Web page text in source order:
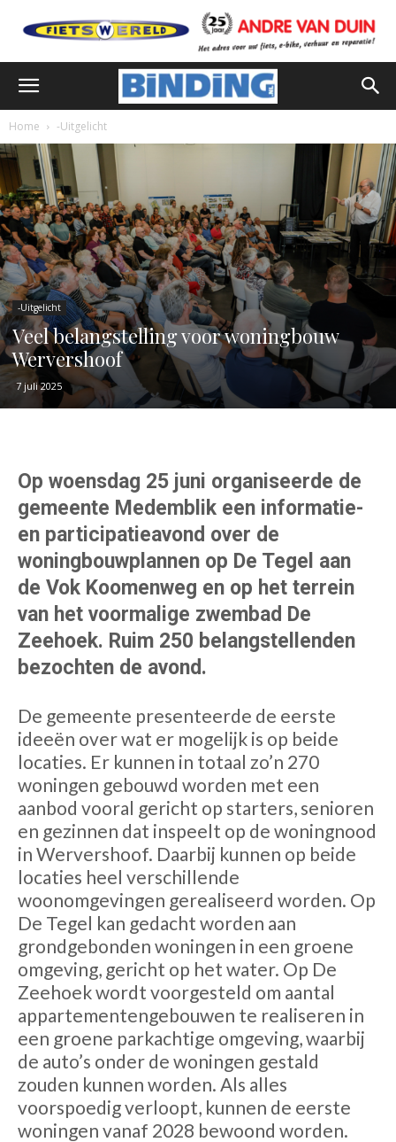
Home -Uitgelicht
-Uitgelicht
Veel belangstelling voor woningbouw
Wervershoof
7 juli 2025
Op woensdag 25 juni organiseerde de
gemeente Medemblik een informatie-
en participatieavond over de
woningbouwplannen op De Tegel aan
de Vok Koomenweg en op het terrein
van het voormalige zwembad De
Zeehoek. Ruim 250 belangstellenden
bezochten de avond.
De gemeente presenteerde de eerste
ideeën over wat er mogelijk is op beide
locaties. Er kunnen in totaal zo’n 270
woningen gebouwd worden met een
aanbod vooral gericht op starters, senioren
en gezinnen dat inspeelt op de woningnood
in Wervershoof. Daarbij kunnen op beide
locaties heel verschillende
woonomgevingen gerealiseerd worden. Op
De Tegel kan gedacht worden aan
grondgebonden woningen in een groene
omgeving, gericht op het water. Op De
Zeehoek wordt voorgesteld om aantal
appartementengebouwen te realiseren in
een groene parkachtige omgeving, waarbij
de auto’s onder de woningen gestald
zouden kunnen worden. Als alles
voorspoedig verloopt, kunnen de eerste
woningen vanaf 2028 bewoond worden.